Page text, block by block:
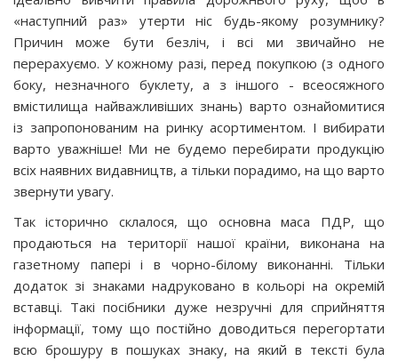
«наступний раз» утерти ніс будь-якому розумнику?
Причин може бути безліч, і всі ми звичайно не
перерахуємо. У кожному разі, перед покупкою (з одного
боку, незначного буклету, а з іншого - всеосяжного
вмістилища найважливіших знань) варто ознайомитися
iз запропонованим на ринку асортиментом. І вибирати
варто уважніше! Ми не будемо перебирати продукцію
всіх наявних видавництв, а тільки порадимо, на що варто
звернути увагу.
Так історично склалося, що основна маса ПДР, що
продаються на території нашої країни, виконана на
газетному папері і в чорно-білому виконанні. Тільки
додаток зі знаками надруковано в кольорі на окремій
вставці. Такі посібники дуже незручні для сприйняття
інформації, тому що постійно доводиться перегортати
всю брошуру в пошуках знаку, на який в тексті була